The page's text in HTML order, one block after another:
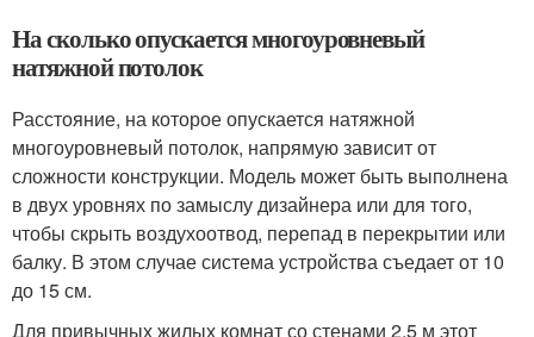
На сколько опускается многоуровневый
натяжной потолок
Расстояние, на которое опускается натяжной
многоуровневый потолок, напрямую зависит от
сложности конструкции. Модель может быть выполнена
в двух уровнях по замыслу дизайнера или для того,
чтобы скрыть воздухоотвод, перепад в перекрытии или
балку. В этом случае система устройства съедает от 10
до 15 см.
Для привычных жилых комнат со стенами 2,5 м этот